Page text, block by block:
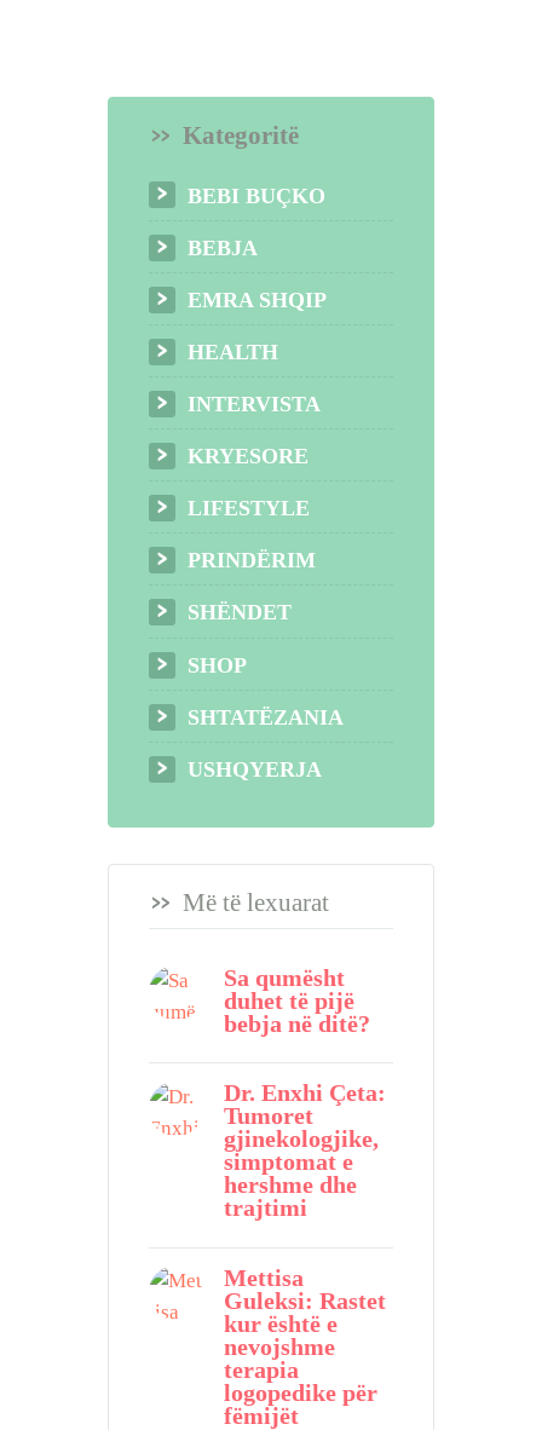
Kategoritë
BEBI BUÇKO
BEBJA
EMRA SHQIP
HEALTH
INTERVISTA
KRYESORE
LIFESTYLE
PRINDËRIM
SHËNDET
SHOP
SHTATËZANIA
USHQYERJA
Më të lexuarat
Sa qumësht
duhet të pijë
bebja në ditë?
Dr. Enxhi Çeta:
Tumoret
gjinekologjike,
simptomat e
hershme dhe
trajtimi
Mettisa
Guleksi: Rastet
kur është e
nevojshme
terapia
logopedike për
fëmijët